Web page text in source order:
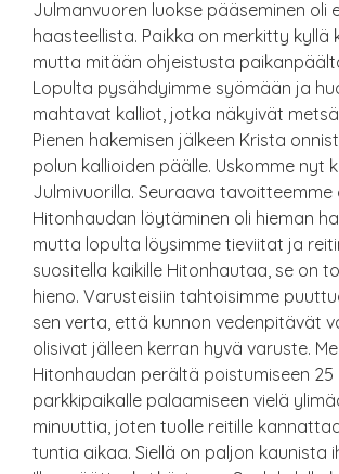
Julmanvuoren luokse pääseminen oli
haasteellista. Paikka on merkitty kyllä
mutta mitään ohjeistusta
Lopulta pysähdyimme syömään ja
mahtavat kalliot, jotka näkyivät
Pienen hakemisen jälkeen Krista
polun kallioiden päälle. Uskomme nyt
Julmivuorilla. Seuraava tavoitteemme
Hitonhaudan löytäminen oli hieman
mutta lopulta löysimme tieviitat ja
suositella kaikille Hitonhautaa, se on
hieno. Varusteisiin tahtoisimme
sen verta, että kunnon vedenpitävät
olisivat jälleen kerran hyvä varuste.
Hitonhaudan perältä poistumiseen
parkkipaikalle palaamiseen vielä
minuuttia, joten tuolle reitille
tuntia aikaa. Siellä on paljon kaunista